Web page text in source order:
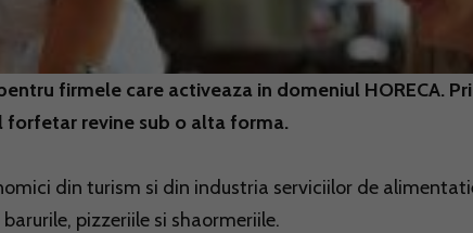
firmele care activeaza in domeniul HORECA.
revine sub o alta forma.
din turism si din industria serviciilor de
pizzeriile si shaormeriile.